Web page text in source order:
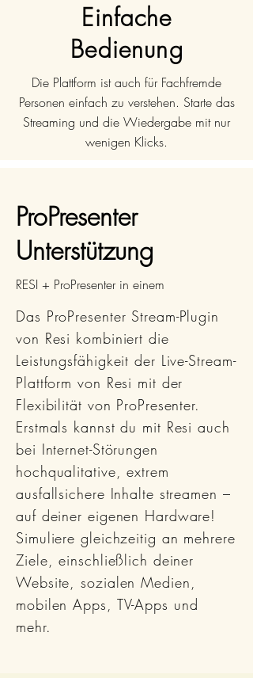
Einfache
Bedienung
Die Plattform ist auch für Fachfremde
Personen einfach zu verstehen. Starte das
Streaming und die Wiedergabe mit nur
wenigen Klicks.
ProPresenter
Unterstützung
RESI + ProPresenter in einem
Das ProPresenter Stream-Plugin
von Resi kombiniert die
Leistungsfähigkeit der Live-Stream-
Plattform von Resi mit der
Flexibilität von ProPresenter.
Erstmals kannst du mit Resi auch
bei Internet-Störungen
hochqualitative, extrem
ausfallsichere Inhalte streamen –
auf deiner eigenen Hardware!
Simuliere gleichzeitig an mehrere
Ziele, einschließlich deiner
Website, sozialen Medien,
mobilen Apps, TV-Apps und
mehr.